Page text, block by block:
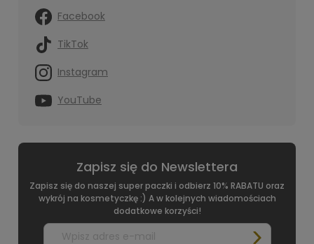
Facebook
TikTok
Instagram
YouTube
Zapisz się do Newslettera
Zapisz się do naszej super paczki i odbierz 10% RABATU oraz
wykrój na kosmetyczkę :) A w kolejnych wiadomościach
dodatkowe korzyści!